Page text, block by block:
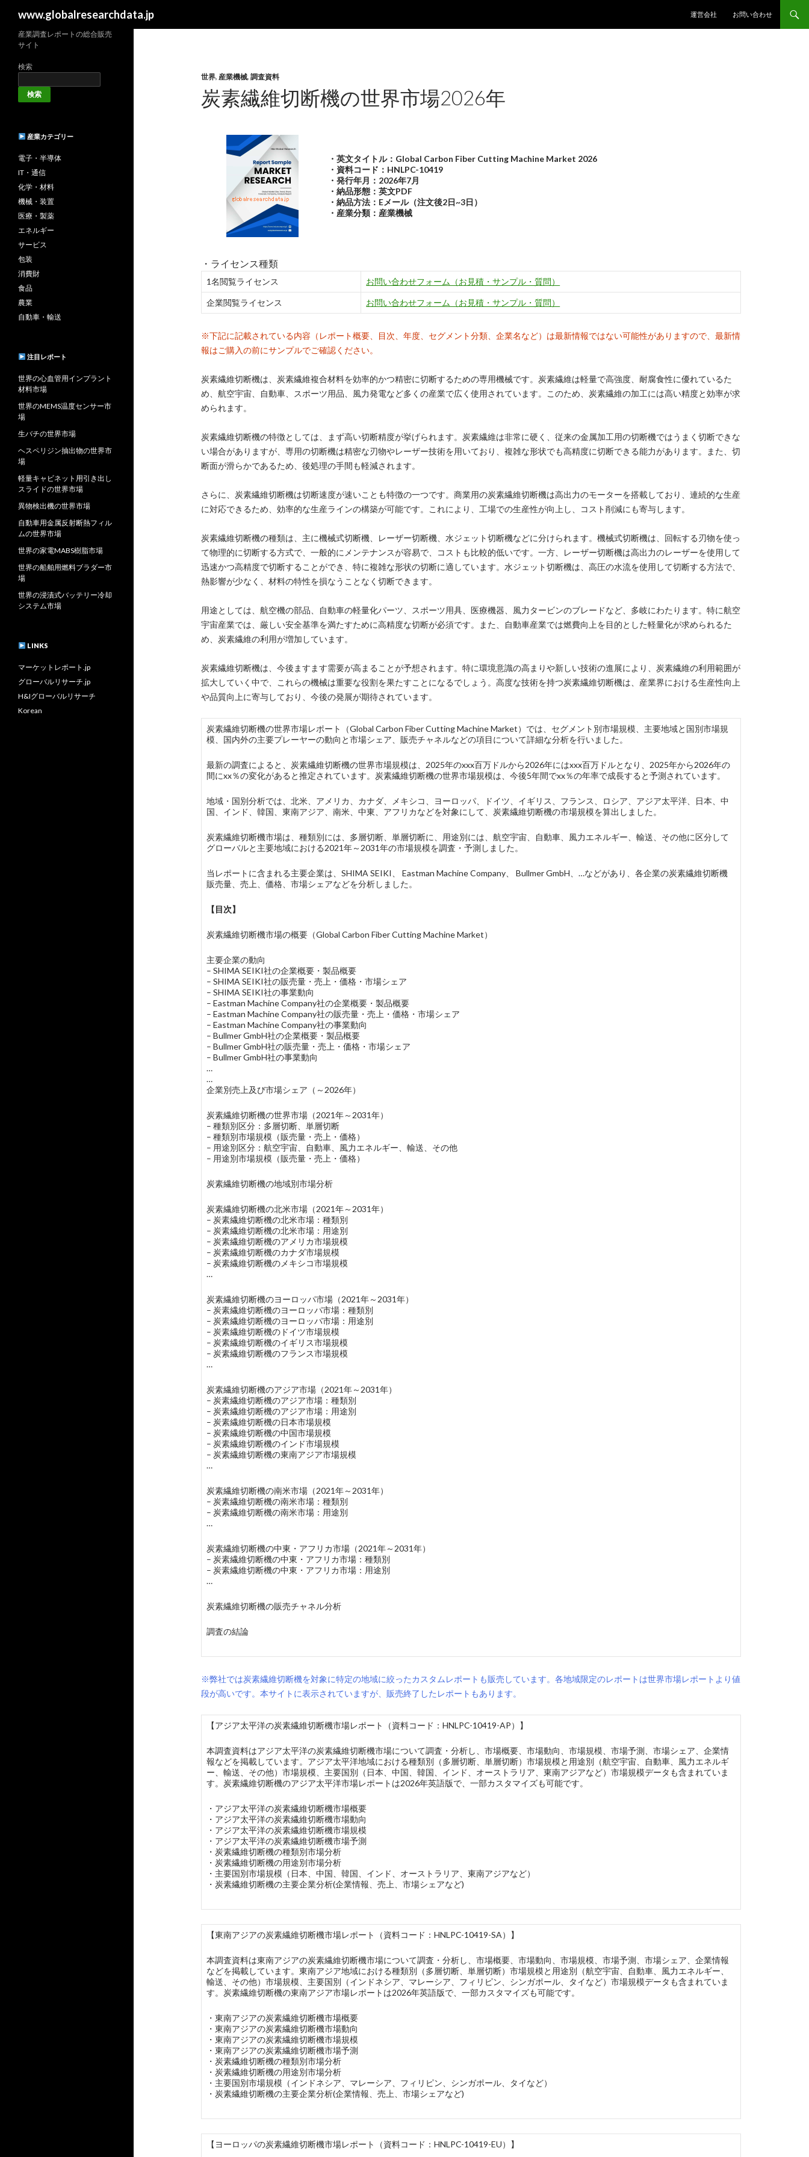
www.globalresearchdata.jp
運営会社
お問い合わせ
世界,産業機械,調査資料
炭素繊維切断機の世界市場2026年
・英文タイトル：Global Carbon Fiber Cutting Machine Market 2026
・資料コード：HNLPC-10419
・発行年月：2026年7月
・納品形態：英文PDF
・納品方法：Eメール（注文後2日~3日）
・産業分類：産業機械
・ライセンス種類
1名閲覧ライセンス お問い合わせフォーム（お見積・サンプル・質問）
企業閲覧ライセンス お問い合わせフォーム（お見積・サンプル・質問）
※下記に記載されている内容（レポート概要、目次、年度、セグメント分類、企業名など）は最新情報ではない可能性がありますので、最新情
報はご購入の前にサンプルでご確認ください。
炭素繊維切断機は、炭素繊維複合材料を効率的かつ精密に切断するための専用機械です。炭素繊維は軽量で高強度、耐腐食性に優れているた
め、航空宇宙、自動車、スポーツ用品、風力発電など多くの産業で広く使用されています。このため、炭素繊維の加工には高い精度と効率が求
められます。
炭素繊維切断機の特徴としては、まず高い切断精度が挙げられます。炭素繊維は非常に硬く、従来の金属加工用の切断機ではうまく切断できな
い場合がありますが、専用の切断機は精密な刃物やレーザー技術を用いており、複雑な形状でも高精度に切断できる能力があります。また、切
断面が滑らかであるため、後処理の手間も軽減されます。
さらに、炭素繊維切断機は切断速度が速いことも特徴の一つです。商業用の炭素繊維切断機は高出力のモーターを搭載しており、連続的な生産
に対応できるため、効率的な生産ラインの構築が可能です。これにより、工場での生産性が向上し、コスト削減にも寄与します。
炭素繊維切断機の種類は、主に機械式切断機、レーザー切断機、水ジェット切断機などに分けられます。機械式切断機は、回転する刃物を使っ
て物理的に切断する方式で、一般的にメンテナンスが容易で、コストも比較的低いです。一方、レーザー切断機は高出力のレーザーを使用して
迅速かつ高精度で切断することができ、特に複雑な形状の切断に適しています。水ジェット切断機は、高圧の水流を使用して切断する方法で、
熱影響が少なく、材料の特性を損なうことなく切断できます。
用途としては、航空機の部品、自動車の軽量化パーツ、スポーツ用具、医療機器、風力タービンのブレードなど、多岐にわたります。特に航空
宇宙産業では、厳しい安全基準を満たすために高精度な切断が必須です。また、自動車産業では燃費向上を目的とした軽量化が求められるた
め、炭素繊維の利用が増加しています。
炭素繊維切断機は、今後ますます需要が高まることが予想されます。特に環境意識の高まりや新しい技術の進展により、炭素繊維の利用範囲が
拡大していく中で、これらの機械は重要な役割を果たすことになるでしょう。高度な技術を持つ炭素繊維切断機は、産業界における生産性向上
や品質向上に寄与しており、今後の発展が期待されています。
炭素繊維切断機の世界市場レポート（Global Carbon Fiber Cutting Machine Market）では、セグメント別市場規模、主要地域と国別市場規
模、国内外の主要プレーヤーの動向と市場シェア、販売チャネルなどの項目について詳細な分析を行いました。
最新の調査によると、炭素繊維切断機の世界市場規模は、2025年のxxx百万ドルから2026年にはxxx百万ドルとなり、2025年から2026年の
間にxx％の変化があると推定されています。炭素繊維切断機の世界市場規模は、今後5年間でxx％の年率で成長すると予測されています。
地域・国別分析では、北米、アメリカ、カナダ、メキシコ、ヨーロッパ、ドイツ、イギリス、フランス、ロシア、アジア太平洋、日本、中
国、インド、韓国、東南アジア、南米、中東、アフリカなどを対象にして、炭素繊維切断機の市場規模を算出しました。
炭素繊維切断機市場は、種類別には、多層切断、単層切断に、用途別には、航空宇宙、自動車、風力エネルギー、輸送、その他に区分して
グローバルと主要地域における2021年～2031年の市場規模を調査・予測しました。
当レポートに含まれる主要企業は、SHIMA SEIKI、 Eastman Machine Company、 Bullmer GmbH、…などがあり、各企業の炭素繊維切断機
販売量、売上、価格、市場シェアなどを分析しました。
【目次】
炭素繊維切断機市場の概要（Global Carbon Fiber Cutting Machine Market）
主要企業の動向
– SHIMA SEIKI社の企業概要・製品概要
– SHIMA SEIKI社の販売量・売上・価格・市場シェア
– SHIMA SEIKI社の事業動向
– Eastman Machine Company社の企業概要・製品概要
– Eastman Machine Company社の販売量・売上・価格・市場シェア
– Eastman Machine Company社の事業動向
– Bullmer GmbH社の企業概要・製品概要
– Bullmer GmbH社の販売量・売上・価格・市場シェア
– Bullmer GmbH社の事業動向
…
…
企業別売上及び市場シェア（～2026年）
炭素繊維切断機の世界市場（2021年～2031年）
– 種類別区分：多層切断、単層切断
– 種類別市場規模（販売量・売上・価格）
– 用途別区分：航空宇宙、自動車、風力エネルギー、輸送、その他
– 用途別市場規模（販売量・売上・価格）
炭素繊維切断機の地域別市場分析
炭素繊維切断機の北米市場（2021年～2031年）
– 炭素繊維切断機の北米市場：種類別
– 炭素繊維切断機の北米市場：用途別
– 炭素繊維切断機のアメリカ市場規模
– 炭素繊維切断機のカナダ市場規模
– 炭素繊維切断機のメキシコ市場規模
…
炭素繊維切断機のヨーロッパ市場（2021年～2031年）
– 炭素繊維切断機のヨーロッパ市場：種類別
– 炭素繊維切断機のヨーロッパ市場：用途別
– 炭素繊維切断機のドイツ市場規模
– 炭素繊維切断機のイギリス市場規模
– 炭素繊維切断機のフランス市場規模
…
炭素繊維切断機のアジア市場（2021年～2031年）
– 炭素繊維切断機のアジア市場：種類別
– 炭素繊維切断機のアジア市場：用途別
– 炭素繊維切断機の日本市場規模
– 炭素繊維切断機の中国市場規模
– 炭素繊維切断機のインド市場規模
– 炭素繊維切断機の東南アジア市場規模
…
炭素繊維切断機の南米市場（2021年～2031年）
– 炭素繊維切断機の南米市場：種類別
– 炭素繊維切断機の南米市場：用途別
…
炭素繊維切断機の中東・アフリカ市場（2021年～2031年）
– 炭素繊維切断機の中東・アフリカ市場：種類別
– 炭素繊維切断機の中東・アフリカ市場：用途別
…
炭素繊維切断機の販売チャネル分析
調査の結論
※弊社では炭素繊維切断機を対象に特定の地域に絞ったカスタムレポートも販売しています。各地域限定のレポートは世界市場レポートより値
段が高いです。本サイトに表示されていますが、販売終了したレポートもあります。
【アジア太平洋の炭素繊維切断機市場レポート（資料コード：HNLPC-10419-AP）】
本調査資料はアジア太平洋の炭素繊維切断機市場について調査・分析し、市場概要、市場動向、市場規模、市場予測、市場シェア、企業情
報などを掲載しています。アジア太平洋地域における種類別（多層切断、単層切断）市場規模と用途別（航空宇宙、自動車、風力エネルギ
ー、輸送、その他）市場規模、主要国別（日本、中国、韓国、インド、オーストラリア、東南アジアなど）市場規模データも含まれていま
す。炭素繊維切断機のアジア太平洋市場レポートは2026年英語版で、一部カスタマイズも可能です。
・アジア太平洋の炭素繊維切断機市場概要
・アジア太平洋の炭素繊維切断機市場動向
・アジア太平洋の炭素繊維切断機市場規模
・アジア太平洋の炭素繊維切断機市場予測
・炭素繊維切断機の種類別市場分析
・炭素繊維切断機の用途別市場分析
・主要国別市場規模（日本、中国、韓国、インド、オーストラリア、東南アジアなど）
・炭素繊維切断機の主要企業分析(企業情報、売上、市場シェアなど)
【東南アジアの炭素繊維切断機市場レポート（資料コード：HNLPC-10419-SA）】
本調査資料は東南アジアの炭素繊維切断機市場について調査・分析し、市場概要、市場動向、市場規模、市場予測、市場シェア、企業情報
などを掲載しています。東南アジア地域における種類別（多層切断、単層切断）市場規模と用途別（航空宇宙、自動車、風力エネルギー、
輸送、その他）市場規模、主要国別（インドネシア、マレーシア、フィリピン、シンガポール、タイなど）市場規模データも含まれていま
す。炭素繊維切断機の東南アジア市場レポートは2026年英語版で、一部カスタマイズも可能です。
・東南アジアの炭素繊維切断機市場概要
・東南アジアの炭素繊維切断機市場動向
・東南アジアの炭素繊維切断機市場規模
・東南アジアの炭素繊維切断機市場予測
・炭素繊維切断機の種類別市場分析
・炭素繊維切断機の用途別市場分析
・主要国別市場規模（インドネシア、マレーシア、フィリピン、シンガポール、タイなど）
・炭素繊維切断機の主要企業分析(企業情報、売上、市場シェアなど)
【ヨーロッパの炭素繊維切断機市場レポート（資料コード：HNLPC-10419-EU）】
産業調査レポートの総合販売
サイト
検索
検索
産業カテゴリー
電子・半導体
IT・通信
化学・材料
機械・装置
医療・製薬
エネルギー
サービス
包装
消費財
食品
農業
自動車・輸送
注目レポート
世界の心血管用インプラント
材料市場
世界のMEMS温度センサー市
場
生バチの世界市場
ヘスペリジン抽出物の世界市
場
軽量キャビネット用引き出し
スライドの世界市場
異物検出機の世界市場
自動車用金属反射断熱フィル
ムの世界市場
世界の家電MABS樹脂市場
世界の船舶用燃料ブラダー市
場
世界の浸漬式バッテリー冷却
システム市場
LINKS
マーケットレポート.jp
グローバルリサーチ.jp
H&Iグローバルリサーチ
Korean